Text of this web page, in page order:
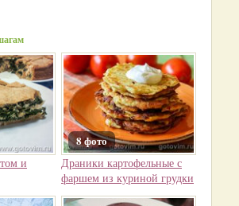
и
8 фото
Драники картофельные с
фаршем из куриной грудки